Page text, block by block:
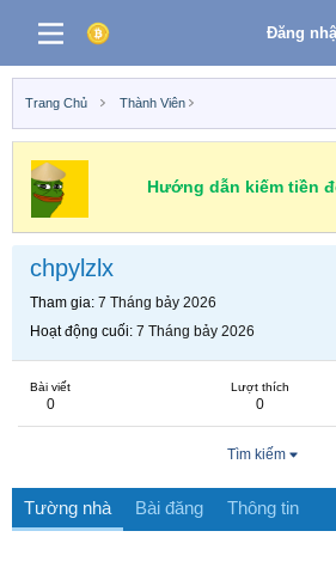
Đăng
Trang Chủ Thành Viên
Hướng dẫn kiếm tiền
chpylzlx
Tham gia 7 Tháng bảy 2026
Hoạt động cuối 7 Tháng bảy 2026
Bài viết
0
Lượt thích
0
Tìm kiếm
Tường nhà Bài đăng Thông tin